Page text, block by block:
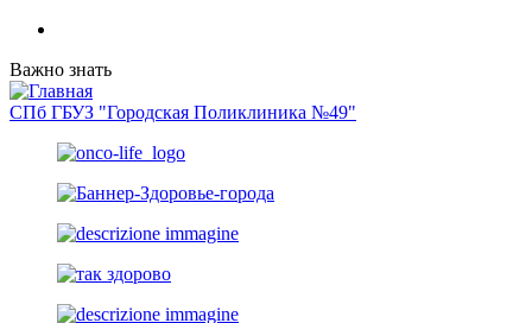
Важно знать
СПб ГБУЗ "Городская Поликлиника №49"